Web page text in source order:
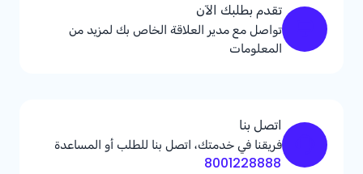
تقدم بطلبك الآن
تواصل مع مدير العلاقة الخاص بك لمزيد من
المعلومات
اتصل بنا
فريقنا في خدمتك، اتصل بنا للطلب أو المساعدة
8001228888